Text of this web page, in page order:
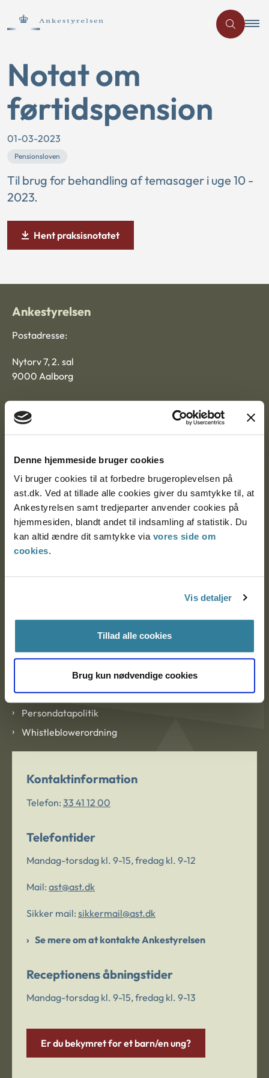
Denne hjemmeside bruger cookies
Vi bruger cookies til at forbedre brugeroplevelsen på
ast.dk. Ved at tillade alle cookies giver du samtykke til, at
Ankestyrelsen samt tredjeparter anvender cookies på
hjemmesiden, blandt andet til indsamling af statistik. Du
kan altid ændre dit samtykke via vores side om
cookies.
Vis detaljer
Tillad alle cookies
Brug kun nødvendige cookies
Notat om
førtidspension
01-03-2023
Pensionsloven
Til brug for behandling af temasager i uge 10 -
2023.
Hent praksisnotatet
Ankestyrelsen
Postadresse:
Nytorv 7, 2. sal
9000 Aalborg
Ankestyrelsen Aalborg
Ankestyrelsen København
EAN: 57 98 000 35 48 21
CVR: 1007 4002
Links
Tilgængelighedserklæring
Cookies
Persondatapolitik
Whistleblowerordning
Kontaktinformation
Telefon: 33 41 12 00
Telefontider
Mandag-torsdag kl. 9-15, fredag kl. 9-12
Mail: ast@ast.dk
Sikker mail: sikkermail@ast.dk
Se mere om at kontakte Ankestyrelsen
Receptionens åbningstider
Mandag-torsdag kl. 9-15, fredag kl. 9-13
Er du bekymret for et barn/en ung?